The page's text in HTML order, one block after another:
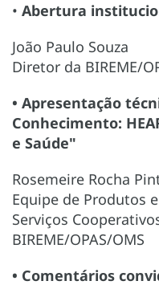
• Abertura
João Paulo Souza
Diretor da BIREME/
• Apresentação
Conhecimento:
e Saúde"
Rosemeire Rocha
Equipe de Produtos
Serviços
BIREME/OPAS/OMS
• Comentários